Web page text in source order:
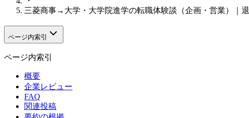
三菱商事→大学・大学院進学の転職体験談（企画・営業）｜
ページ内索引
ページ内索引
概要
企業レビュー
FAQ
関連投稿